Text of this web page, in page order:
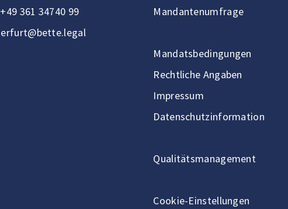
+49 361 34740 99
erfurt@bette.legal
Mandantenumfrage
Mandatsbedingungen
Rechtliche Angaben
Impressum
Datenschutzinformation
Qualitätsmanagement
Cookie-Einstellungen